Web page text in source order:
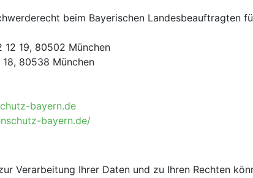
beim Bayerischen Landesbeauftragten
19, 80502 München
80538 München
bayern.de
bayern.de/
Verarbeitung Ihrer Daten und zu Ihren Rechten